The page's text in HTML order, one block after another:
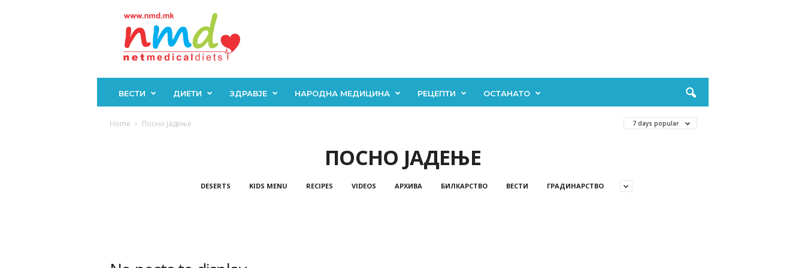
ВЕСТИ ДИЕТИ ЗДРАВЈЕ НАРОДНА МЕДИЦИНА РЕЦЕПТИ ОСТАНАТО
Home Посно јадење 7 days popular
ПОСНО ЈАДЕЊЕ
DESERTS KIDS MENU RECIPES VIDEOS АРХИВА БИЛКАРСТВО ВЕСТИ ГРАДИНАРСТВО